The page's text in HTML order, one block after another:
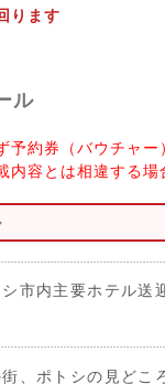
ります
ル
予約券（バウチャー
容とは相違する場
市内主要ホテル送
、ポトシの見どこ